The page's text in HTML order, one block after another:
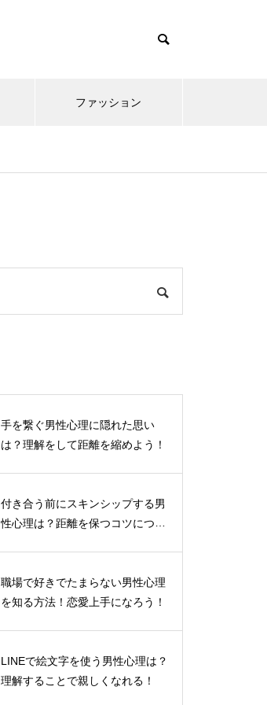
ファッション
手を繋ぐ男性心理に隠れた思い
は？理解をして距離を縮めよう！
付き合う前にスキンシップする男
性心理は？距離を保つコツについ
職場で好きでたまらない男性心理
を知る方法！恋愛上手になろう！
LINEで絵文字を使う男性心理は？
理解することで親しくなれる！